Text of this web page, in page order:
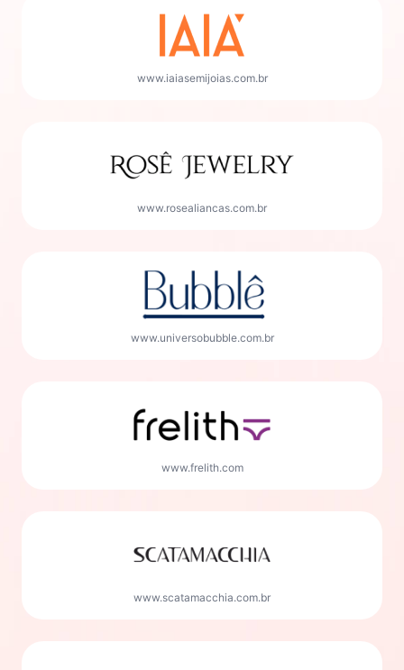
www.iaiasemijoias.com.br
www.rosealiancas.com.br
www.universobubble.com.br
www.frelith.com
www.scatamacchia.com.br